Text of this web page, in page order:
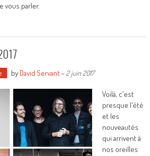
vous parler.
by David Servant- 2 juin 2017
Voilà, c'est
presque l'été
et les
nouveautés
qui arrivent à
nos oreilles